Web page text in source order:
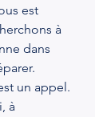
est
à
dans
un appel.
à